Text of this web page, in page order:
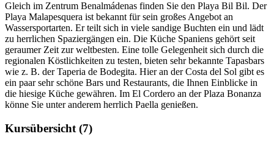
Gleich im Zentrum Benalmádenas finden Sie den Playa Bil Bil. Der
Playa Malapesquera ist bekannt für sein großes Angebot an
Wassersportarten. Er teilt sich in viele sandige Buchten ein und lädt
zu herrlichen Spaziergängen ein. Die Küche Spaniens gehört seit
geraumer Zeit zur weltbesten. Eine tolle Gelegenheit sich durch die
regionalen Köstlichkeiten zu testen, bieten sehr bekannte Tapasbars
wie z. B. der Taperia de Bodegita. Hier an der Costa del Sol gibt es
ein paar sehr schöne Bars und Restaurants, die Ihnen Einblicke in
die hiesige Küche gewähren. Im El Cordero an der Plaza Bonanza
könne Sie unter anderem herrlich Paella genießen.
Kursübersicht (7)